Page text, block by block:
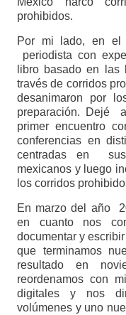
prohibidos.
Por mi lado, en el
periodista con
libro basado en las
través de corridos
desanimaron por
preparación. Dejé
primer encuentro
conferencias en
centradas en sus
mexicanos y luego
los corridos
En marzo del año
en cuanto nos
documentar y
que terminamos
resultado en
reordenamos con
digitales y nos
volúmenes y uno